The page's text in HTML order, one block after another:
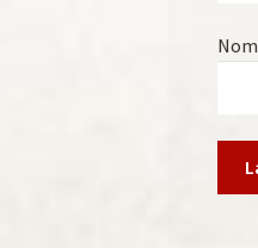
Nom